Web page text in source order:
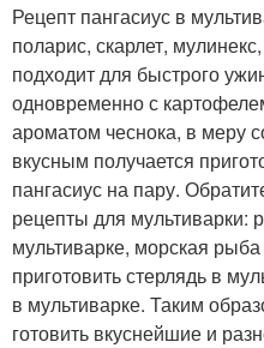
Рецепт пангасиус в
поларис, скарлет,
подходит для быстрого
одновременно с
ароматом чеснока, в меру
вкусным получается
пангасиус на пару.
рецепты для мультиварки:
мультиварке, морская
приготовить стерлядь в
в мультиварке. Таким
готовить вкуснейшие и